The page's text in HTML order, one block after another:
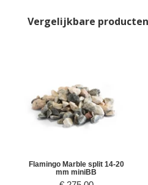
Vergelijkbare producten
Flamingo Marble split 14-20
mm miniBB